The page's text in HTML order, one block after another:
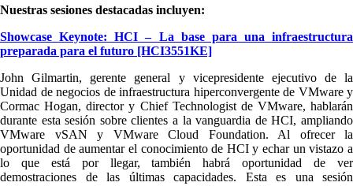
Nuestras sesiones destacadas incluyen:
Showcase Keynote: HCI – La base para una infraestructura
preparada para el futuro [HCI3551KE]
John Gilmartin, gerente general y vicepresidente ejecutivo de la
Unidad de negocios de infraestructura hiperconvergente de VMware y
Cormac Hogan, director y Chief Technologist de VMware, hablarán
durante esta sesión sobre clientes a la vanguardia de HCI, ampliando
VMware vSAN y VMware Cloud Foundation. Al ofrecer la
oportunidad de aumentar el conocimiento de HCI y echar un vistazo a
lo que está por llegar, también habrá oportunidad de ver
demostraciones de las últimas capacidades. Esta es una sesión